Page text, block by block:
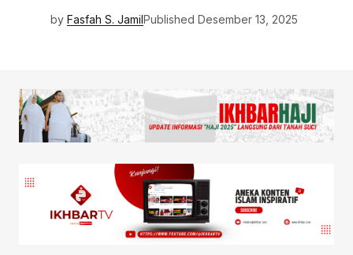
by Fasfah S. Jamil Published Desember 13, 2025